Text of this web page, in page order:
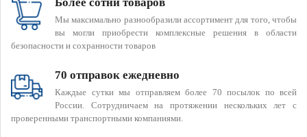
Мы максимально разнообразили ассортимент для того, чтобы
вы могли приобрести комплексные решения в области
безопасности и сохранности товаров
70 отправок ежедневно
Каждые сутки мы отправляем более 70 посылок по всей
России. Сотрудничаем на протяжении нескольких лет с
проверенными транспортными компаниями.